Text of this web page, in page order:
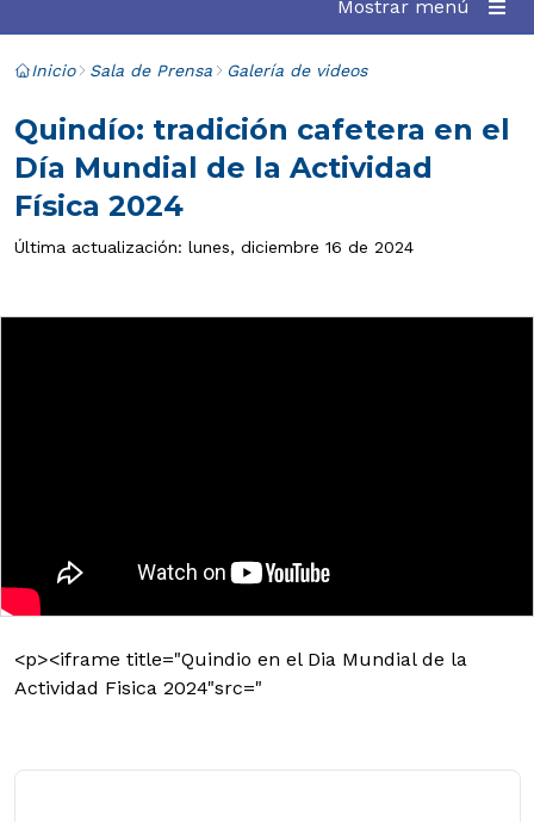
Mostrar menú
Inicio Sala de Prensa Galería de videos
Quindío: tradición cafetera en el
Día Mundial de la Actividad
Física 2024
Última actualización: lunes, diciembre 16 de 2024
<p><iframe title="Quindio en el Dia Mundial de la
Actividad Fisica 2024"src="